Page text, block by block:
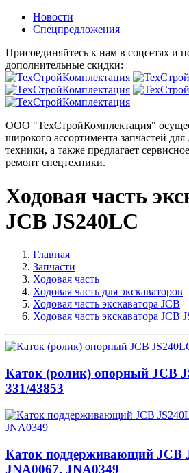
Новости
Спецпредложения
Присоединяйтесь к нам в соцсетях и
дополнительные скидки:
ООО "ТехСтройКомплектация"
широкого ассортимента запчастей
техники, а также предлагает
ремонт спецтехники.
Ходовая часть
JCB JS240LC
Главная
Запчасти
Ходовая часть
Ходовая часть для экскаваторов
Ходовая часть экскаватора JCB
Ходовая часть экскаватора JCB
Каток (ролик) опорный JCB
331/43853
Каток поддерживающий JCB
JNA0067, JNA0349